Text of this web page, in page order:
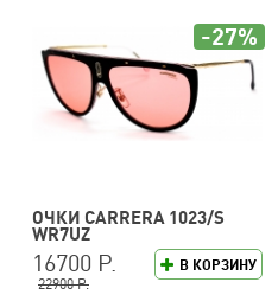
ОЧКИ CARRERA 1023/S
WR7UZ
В КОРЗИНУ
16700 Р.
22900 Р.
-27%